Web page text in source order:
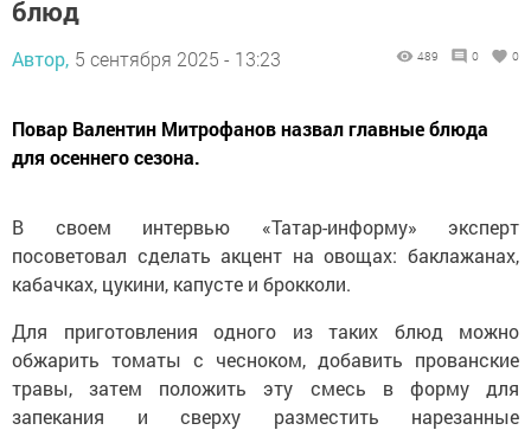
блюд
Автор, 5 сентября 2025 - 13:23 489 0 0
Повар Валентин Митрофанов назвал главные блюда
для осеннего сезона.
В своем интервью «Татар-информу» эксперт
посоветовал сделать акцент на овощах: баклажанах,
кабачках, цукини, капусте и брокколи.
Для приготовления одного из таких блюд можно
обжарить томаты с чесноком, добавить прованские
травы, затем положить эту смесь в форму для
запекания и сверху разместить нарезанные